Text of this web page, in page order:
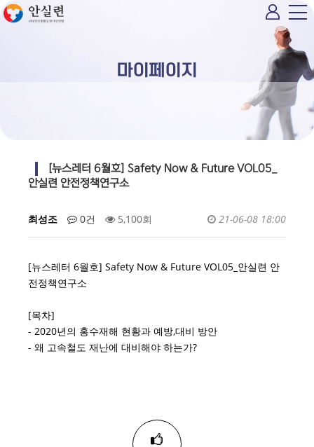
마이페이지
[뉴스레터 6월호] Safety Now & Future VOL05_
안실련 안전정책연구소
최성조 0건 5,100회 21-06-08 18:00
[뉴스레터 6월호] Safety Now & Future VOL05_안실련 안
전정책연구소
[목차]
- 2020년의 홍수재해 현황과 예방,대비 방안
- 왜 고속철도 재난에 대비해야 하는가?